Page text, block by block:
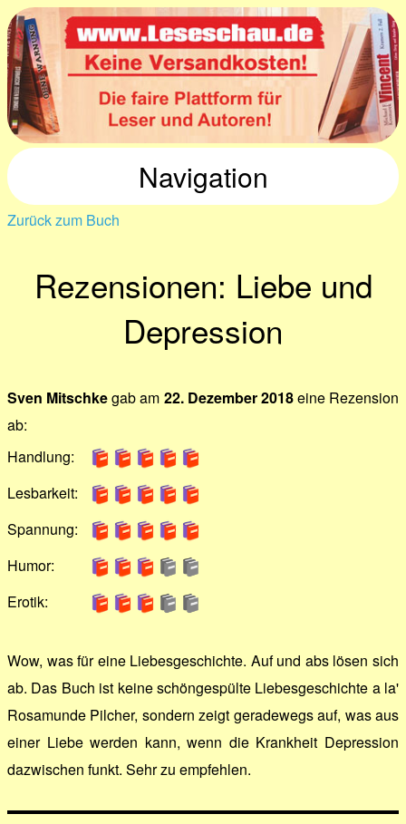
Navigation
Zurück zum Buch
Rezensionen: Liebe und
Depression
Sven Mitschkegab am 22. Dezember 2018eine Rezension
ab:
Handlung:
Lesbarkeit:
Spannung:
Humor:
Erotik:
Wow, was für eine Liebesgeschichte. Auf und abs lösen sich
ab. Das Buch ist keine schöngespülte Liebesgeschichte a la'
Rosamunde Pilcher, sondern zeigt geradewegs auf, was aus
einer Liebe werden kann, wenn die Krankheit Depression
dazwischen funkt. Sehr zu empfehlen.